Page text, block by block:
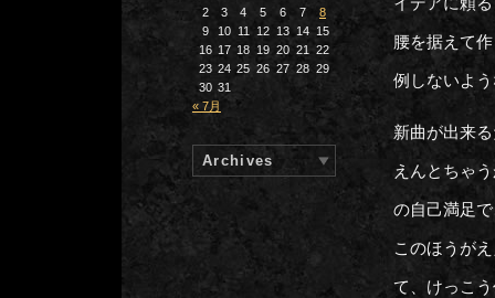
腰を据えて
例しないよ
新曲が出来
えんとちゃ
の自己満足
このほうが
て、けっこ
2
3 4 5 6 7
8
9
10 11 12 13 14 15
16 17 18 19 20 21
22
23 24 25 26 27 28 29
30 31
« 7月
Archives